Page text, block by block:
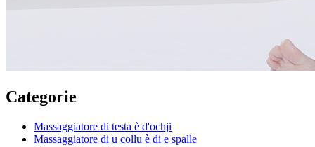
Categorie
Massaggiatore di testa è d'ochji
Massaggiatore di u collu è di e spalle